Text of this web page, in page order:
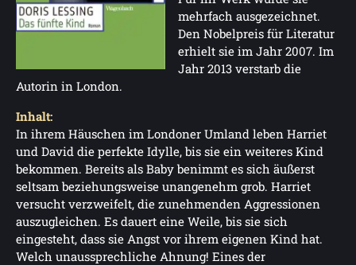
mehrfach ausgezeichnet.
Den Nobelpreis für Literatur
erhielt sie im Jahr 2007. Im
Jahr 2013 verstarb die
Autorin in London.
Inhalt:
In ihrem Häuschen im Londoner Umland leben Harriet
und David die perfekte Idylle, bis sie ein weiteres Kind
bekommen. Bereits als Baby benimmt es sich äußerst
seltsam beziehungsweise unangenehm grob. Harriet
versucht verzweifelt, die zunehmenden Aggressionen
auszugleichen. Es dauert eine Weile, bis sie sich
eingesteht, dass sie Angst vor ihrem eigenen Kind hat.
Welch unaussprechliche Ahnung! Eines der